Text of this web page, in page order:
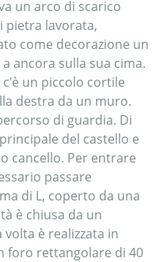
un arco di scarico
pietra lavorata,
come decorazione un
ancora sulla sua cima.
un piccolo cortile
destra da un muro.
di guardia. Di
del castello e
cancello. Per entrare
passare
di L, coperto da una
è chiusa da un
è realizzata in
foro rettangolare di 40